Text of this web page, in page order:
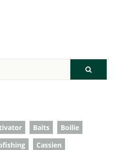
Baits
Boilie
Cassien